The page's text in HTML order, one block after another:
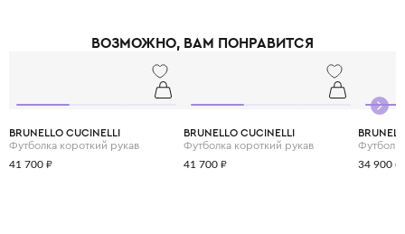
Kenzo Kids поддерживает концепцию «граждан без границ», объединяя
CWF (Children Worldwide Fashion) гарантирует безупречный крой и
комфорт, соответствующий всем потребностям растущего организма.
ВОЗМОЖНО, ВАМ ПОНРАВИТСЯ
BRUNELLO CUCINELLI
Футболка короткий рукав
41 700 ₽
BRUNELLO CUCINELLI
Футболка короткий рукав
41 700 ₽ 34 900 ₽